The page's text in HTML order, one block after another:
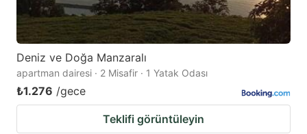
Deniz ve Doğa Manzaralı
apartman dairesi · 2 Misafir · 1 Yatak Odası
₺1.276 /gece
Teklifi görüntüleyin